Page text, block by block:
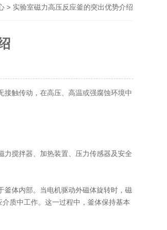
> 实验室磁力高压反应釜的突出优势介绍
触传动，在高压、高温或强腐蚀环境中
搅拌器、加热装置、压力传感器及安全
体内部。当电机驱动外磁体旋转时，磁
质中工作。这一过程中，釜体保持基本